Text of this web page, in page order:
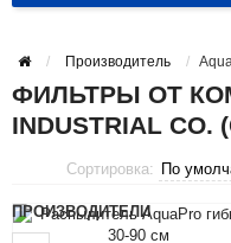
Производитель
ФИЛЬТРЫ ОТ
INDUSTRIAL
Сортировка:
ПРОИЗВОДИТЕЛИ